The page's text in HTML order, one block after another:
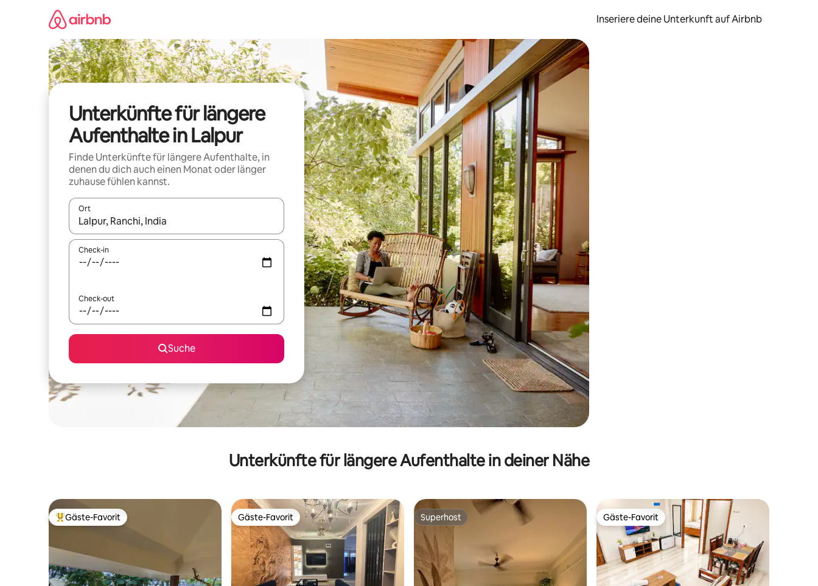
Inseriere deine Unterkunft auf Airbnb
Unterkünfte für längere
Aufenthalte in Lalpur
Finde Unterkünfte für längere Aufenthalte, in
denen du dich auch einen Monat oder länger
zuhause fühlen kannst.
Ort
Wenn Ergebnisse verfügbar sind, navigiere mit den Pfeiltasten nach oben und unten oder erkunde die Ergebnisse durch Berühren oder Wischgesten.
Check-in
Check-out
Suche
Unterkünfte für längere Aufenthalte in deiner Nähe
Beliebter Gäste-Favorit.
Gäste-Favorit Gäste-Favorit
Gäste-Favorit Superhost
Superhost Gäste-Favorit
Gäste-Favorit